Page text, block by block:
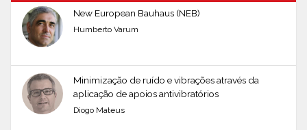
New European Bauhaus (NEB)
Humberto Varum
Minimização de ruído e vibrações através da
aplicação de apoios antivibratórios
Diogo Mateus